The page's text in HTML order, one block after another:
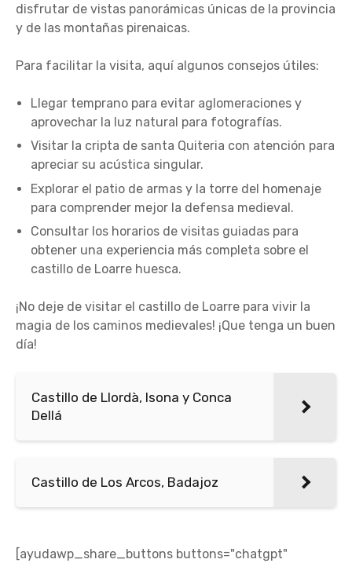
disfrutar de vistas panorámicas únicas de la provincia
y de las montañas pirenaicas.
Para facilitar la visita, aquí algunos consejos útiles:
Llegar temprano para evitar aglomeraciones y
aprovechar la luz natural para fotografías.
Visitar la cripta de santa Quiteria con atención para
apreciar su acústica singular.
Explorar el patio de armas y la torre del homenaje
para comprender mejor la defensa medieval.
Consultar los horarios de visitas guiadas para
obtener una experiencia más completa sobre el
castillo de Loarre huesca.
¡No deje de visitar el castillo de Loarre para vivir la
magia de los caminos medievales! ¡Que tenga un buen
día!
Castillo de Llordà, Isona y Conca
Dellá
Castillo de Los Arcos, Badajoz
[ayudawp_share_buttons buttons="chatgpt"